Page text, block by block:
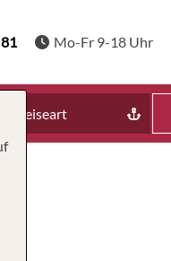
Mo-Fr 9-18 Uhr
Reiseart